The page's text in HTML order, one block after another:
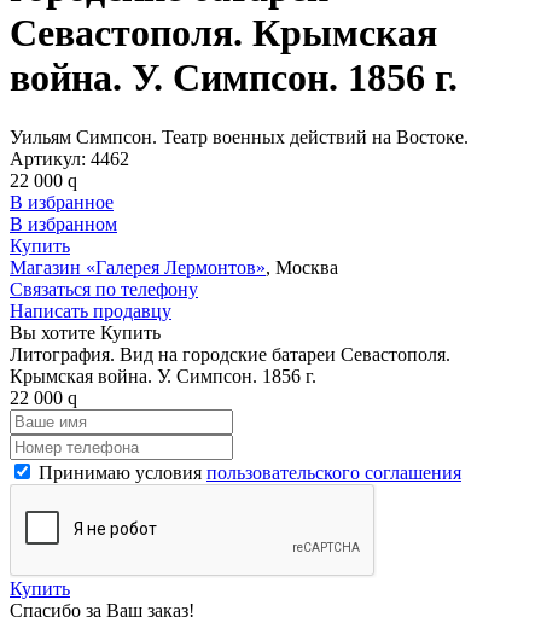
Севастополя. Крымская
война. У. Симпсон. 1856 г.
Уильям Симпсон. Театр военных действий на Востоке.
Артикул: 4462
22 000 q
В избранное
В избранном
Купить
Магазин «Галерея Лермонтов», Москва
Связаться по телефону
Написать продавцу
Вы хотите Купить
Литография. Вид на городские батареи Севастополя.
Крымская война. У. Симпсон. 1856 г.
22 000 q
Принимаю условия пользовательского соглашения
Купить
Спасибо за Ваш заказ!